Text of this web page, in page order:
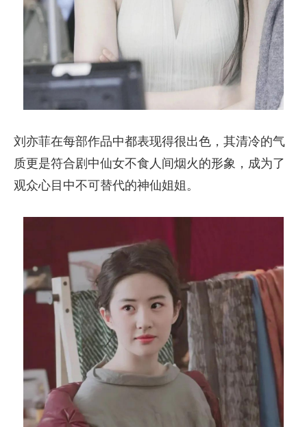
刘亦菲在每部作品中都表现得很出色，其清冷的气
质更是符合剧中仙女不食人间烟火的形象，成为了
观众心目中不可替代的神仙姐姐。